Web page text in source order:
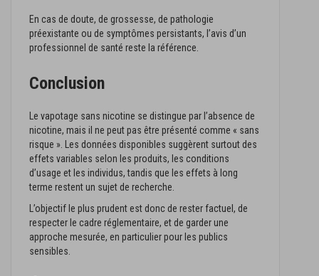
En cas de doute, de grossesse, de pathologie
préexistante ou de symptômes persistants, l’avis d’un
professionnel de santé reste la référence.
Conclusion
Le vapotage sans nicotine se distingue par l’absence de
nicotine, mais il ne peut pas être présenté comme « sans
risque ». Les données disponibles suggèrent surtout des
effets variables selon les produits, les conditions
d’usage et les individus, tandis que les effets à long
terme restent un sujet de recherche.
L’objectif le plus prudent est donc de rester factuel, de
respecter le cadre réglementaire, et de garder une
approche mesurée, en particulier pour les publics
sensibles.